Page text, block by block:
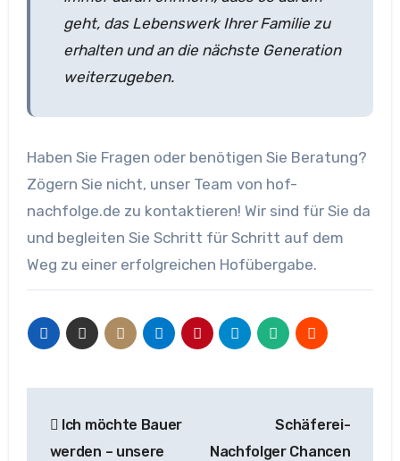
geht, das Lebenswerk Ihrer Familie zu
erhalten und an die nächste Generation
weiterzugeben.
Haben Sie Fragen oder benötigen Sie Beratung?
Zögern Sie nicht, unser Team von hof-
nachfolge.de zu kontaktieren! Wir sind für Sie da
und begleiten Sie Schritt für Schritt auf dem
Weg zu einer erfolgreichen Hofübergabe.
Ich möchte Bauer
werden – unsere
Schäferei-
Nachfolger Chancen